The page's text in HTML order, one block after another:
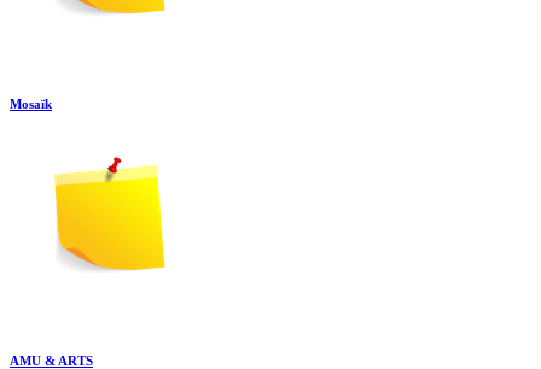
Mosaïk
AMU & ARTS